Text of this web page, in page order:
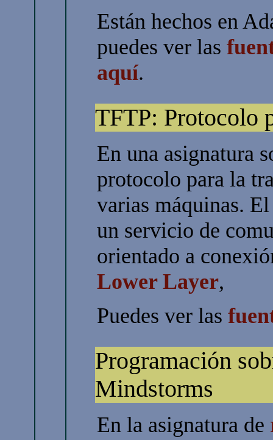
Están hechos en
puedes ver las
aquí.
TFTP: Protocolo
En una asignatura
protocolo para la
varias máquinas.
un servicio de
orientado a
Lower Layer,
Puedes ver las
Programación
Mindstorms
En la asignatura de